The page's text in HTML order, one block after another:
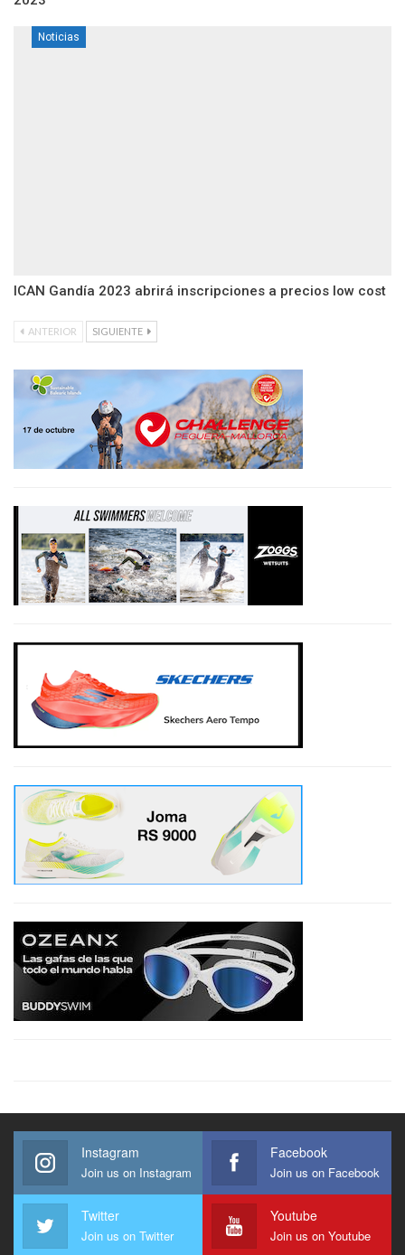
Noticias
ICAN Gandía 2023 abrirá inscripciones a precios low cost
ANTERIOR SIGUIENTE
Instagram
Join us on Instagram
Facebook
Join us on Facebook
Twitter
Join us on Twitter
Youtube
Join us on Youtube